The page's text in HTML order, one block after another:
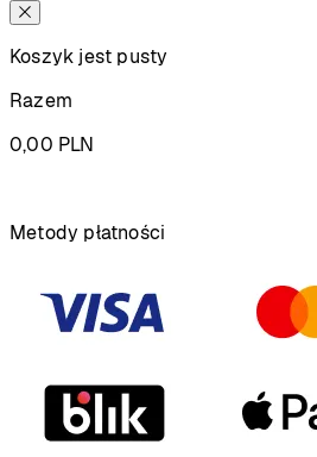
Koszyk jest pusty
Razem
0,00 PLN
Metody płatności